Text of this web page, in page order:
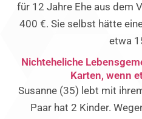
für 12 Jahre Ehe aus dem
400 €. Sie selbst hätte
etwa
Nichteheliche
Karten, wenn
Susanne (35) lebt mit
Paar hat 2 Kinder.